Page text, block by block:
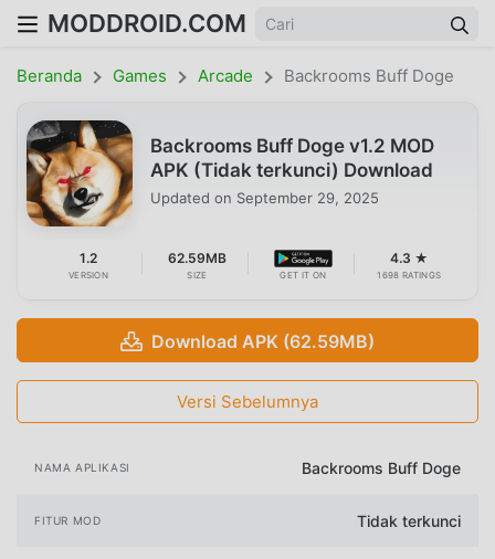
MODDROID.COM
Beranda Games Arcade Backrooms Buff Doge
Backrooms Buff Doge v1.2 MOD
APK (Tidak terkunci) Download
Updated on September 29, 2025
1.2
VERSION
62.59MB
SIZE GET IT ON
4.3 ★
1698 RATINGS
Download APK (62.59MB)
Versi Sebelumnya
NAMA APLIKASI Backrooms Buff Doge
FITUR MOD Tidak terkunci